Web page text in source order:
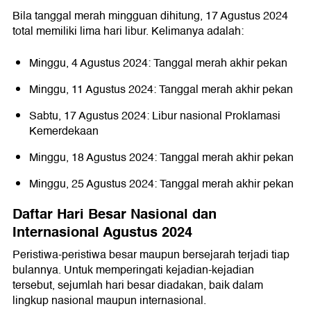
Bila tanggal merah mingguan dihitung, 17 Agustus 2024
total memiliki lima hari libur. Kelimanya adalah:
Minggu, 4 Agustus 2024: Tanggal merah akhir pekan
Minggu, 11 Agustus 2024: Tanggal merah akhir pekan
Sabtu, 17 Agustus 2024: Libur nasional Proklamasi
Kemerdekaan
Minggu, 18 Agustus 2024: Tanggal merah akhir pekan
Minggu, 25 Agustus 2024: Tanggal merah akhir pekan
Daftar Hari Besar Nasional dan
Internasional Agustus 2024
Peristiwa-peristiwa besar maupun bersejarah terjadi tiap
bulannya. Untuk memperingati kejadian-kejadian
tersebut, sejumlah hari besar diadakan, baik dalam
lingkup nasional maupun internasional.